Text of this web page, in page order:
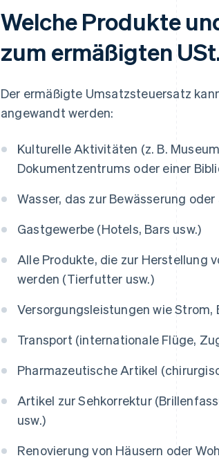
Welche Produkte
zum ermäßigten
Der ermäßigte Umsatzsteuersatz
angewandt werden:
Kulturelle Aktivitäten (z. B.
Dokumentzentrums oder einer
Wasser, das zur Bewässerung
Gastgewerbe (Hotels, Bars usw.)
Alle Produkte, die zur Herstellung
werden (Tierfutter usw.)
Versorgungsleistungen wie
Transport (internationale Flüge,
Pharmazeutische Artikel
Artikel zur Sehkorrektur
usw.)
Renovierung von Häusern oder